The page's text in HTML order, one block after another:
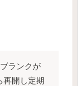
ランクが
再開し定期